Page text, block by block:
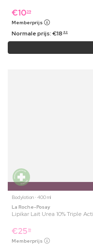
€1039
Memberprijs
Normale prijs:€18 49
Bodylotion ⋅ 400 ml
La Roche-Posay
Lipikar Lait Urea 10% Triple
€25 19
Memberprijs